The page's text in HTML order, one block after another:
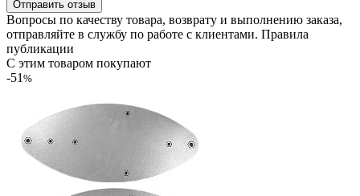
Отправить отзыв
Вопросы по качеству товара, возврату и выполнению заказа,
отправляйте в службу по работе с клиентами. Правила
публикации
С этим товаром покупают
-51%